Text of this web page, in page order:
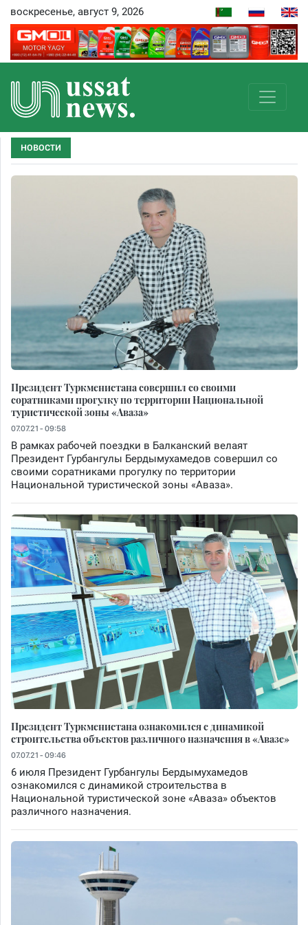
воскресенье, август 9, 2026
НОВОСТИ
Президент Туркменистана совершил со своими
соратниками прогулку по территории Национальной
туристической зоны «Аваза»
07.07.21 - 09:58
В рамках рабочей поездки в Балканский велаят
Президент Гурбангулы Бердымухамедов совершил со
своими соратниками прогулку по территории
Национальной туристической зоны «Аваза».
Президент Туркменистана ознакомился с динамикой
строительства объектов различного назначения в «Авазе»
07.07.21 - 09:46
6 июля Президент Гурбангулы Бердымухамедов
ознакомился с динамикой строительства в
Национальной туристической зоне «Аваза» объектов
различного назначения.